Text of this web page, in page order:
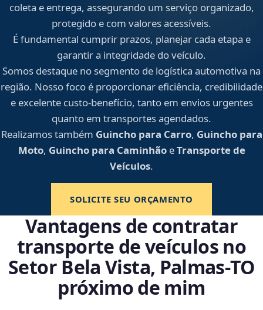
coleta e entrega, assegurando um serviço organizado,
protegido e com valores acessíveis.
É fundamental cumprir prazos, planejar cada etapa e
garantir a integridade do veículo.
Somos destaque no segmento de logística automotiva na
região. Nosso foco é proporcionar eficiência, credibilidade
e excelente custo-benefício, tanto em envios urgentes
quanto em transportes agendados.
Realizamos também Guincho para Carro, Guincho para
Moto, Guincho para CaminhãoeTransporte de
Veículos.
SOLICITE SEU ORÇAMENTO
Vantagens de contratar
transporte de veículos no
Setor Bela Vista, Palmas‑TO
próximo de mim